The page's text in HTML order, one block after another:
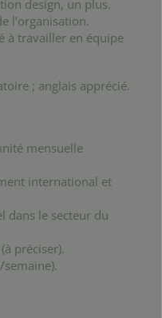
design, un plus.
l’organisation.
à travailler en équipe
; anglais apprécié.
mensuelle
international et
dans le secteur du
préciser).